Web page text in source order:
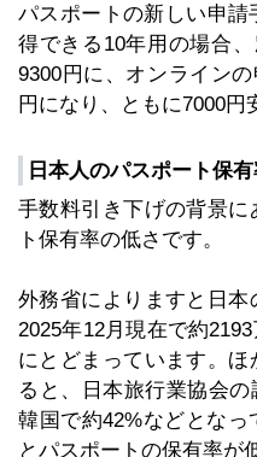
パスポートの新しい申請
得できる10年用の場合
9300円に、オンライン
円になり、ともに7000円
日本人のパスポート保
手数料引き下げの背景
ト保有率の低さです。
外務省によりますと日
2025年12月現在で約
にとどまっています。
ると、日本旅行業協会の
韓国で約42%などとな
とパスポートの保有率が